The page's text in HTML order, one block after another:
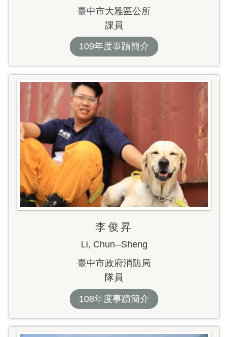
臺中市大雅區公所
課員
109年度事蹟簡介
李俊昇
Li, Chun--Sheng
臺中市政府消防局
隊員
108年度事蹟簡介